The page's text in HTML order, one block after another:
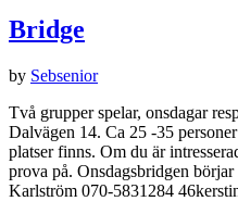
Bridge
by Sebsenior
Två grupper spelar, onsdagar
Dalvägen 14. Ca 25 -35
platser finns. Om du är
prova på. Onsdagsbridgen
Karlström 070-5831284